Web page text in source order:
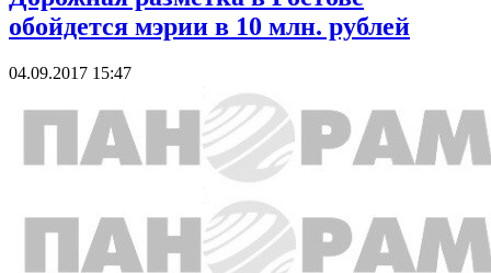
обойдется мэрии в 10 млн. рублей
04.09.2017 15:47